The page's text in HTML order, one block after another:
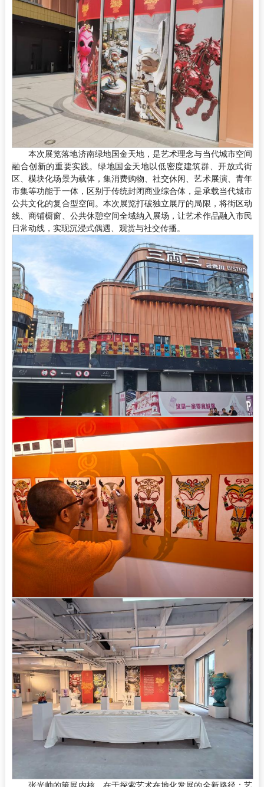
本次展览落地济南绿地国金天地，是艺术理念与当代城市空间
融合创新的重要实践。绿地国金天地以低密度建筑群、开放式街
区、模块化场景为载体，集消费购物、社交休闲、艺术展演、青年
市集等功能于一体，区别于传统封闭商业综合体，是承载当代城市
公共文化的复合型空间。本次展览打破独立展厅的局限，将街区动
线、商铺橱窗、公共休憩空间全域纳入展场，让艺术作品融入市民
日常动线，实现沉浸式偶遇、观赏与社交传播。
张光帅的策展内核，在于探索艺术在地化发展的全新路径：艺